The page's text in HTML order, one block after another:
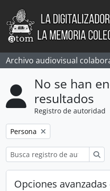
Skip to main content
Archivo audiovisual
No se han
resultados
Registro de autoridad
Remove filter:
Persona
Opciones